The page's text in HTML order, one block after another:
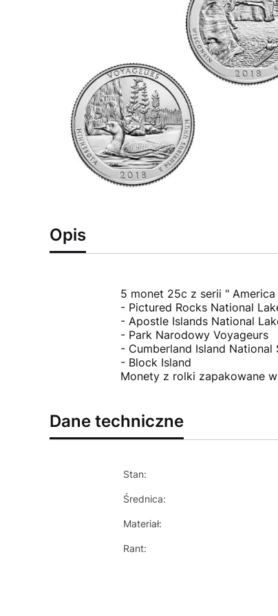
Opis
5 monet 25c z serii "
- Pictured Rocks National
- Apostle Islands National
- Park Narodowy Voyageurs
- Cumberland Island National
- Block Island
Monety z rolki zapakowane
Dane techniczne
Stan:
Średnica:
Materiał:
Rant: